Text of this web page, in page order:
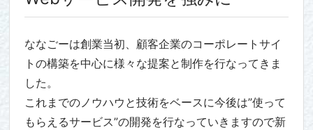
ななごーは創業当初、顧客企業のコーポレートサイ
トの構築を中心に様々な提案と制作を行なってきま
した。
これまでのノウハウと技術をベースに今後は”使って
もらえるサービス”の開発を行なっていきますので新